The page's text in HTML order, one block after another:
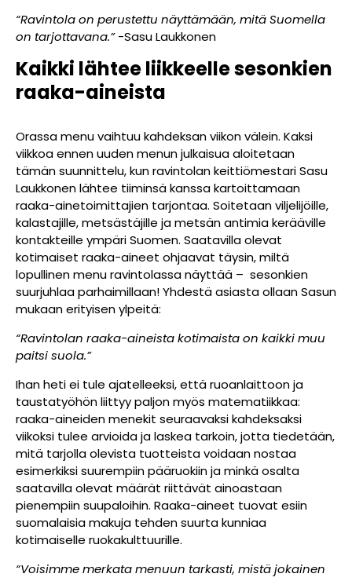
“Ravintola on perustettu näyttämään, mitä Suomella
on tarjottavana.”-Sasu Laukkonen
Kaikki lähtee liikkeelle sesonkien
raaka-aineista
Orassa menu vaihtuu kahdeksan viikon välein. Kaksi
viikkoa ennen uuden menun julkaisua aloitetaan
tämän suunnittelu, kun ravintolan keittiömestari Sasu
Laukkonen lähtee tiiminsä kanssa kartoittamaan
raaka-ainetoimittajien tarjontaa. Soitetaan viljelijöille,
kalastajille, metsästäjille ja metsän antimia kerääville
kontakteille ympäri Suomen. Saatavilla olevat
kotimaiset raaka-aineet ohjaavat täysin, miltä
lopullinen menu ravintolassa näyttää – sesonkien
suurjuhlaa parhaimillaan! Yhdestä asiasta ollaan Sasun
mukaan erityisen ylpeitä:
“Ravintolan raaka-aineista kotimaista on kaikki muu
paitsi suola.”
Ihan heti ei tule ajatelleeksi, että ruoanlaittoon ja
taustatyöhön liittyy paljon myös matematiikkaa:
raaka-aineiden menekit seuraavaksi kahdeksaksi
viikoksi tulee arvioida ja laskea tarkoin, jotta tiedetään,
mitä tarjolla olevista tuotteista voidaan nostaa
esimerkiksi suurempiin pääruokiin ja minkä osalta
saatavilla olevat määrät riittävät ainoastaan
pienempiin suupaloihin. Raaka-aineet tuovat esiin
suomalaisia makuja tehden suurta kunniaa
kotimaiselle ruokakulttuurille.
“Voisimme merkata menuun tarkasti, mistä jokainen